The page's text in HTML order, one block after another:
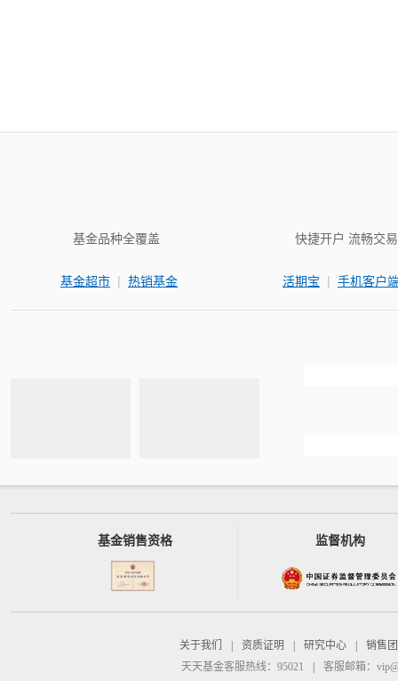
基金品种全覆盖
基金超市 | 热销基金
快捷开户 流畅交易
活期宝 | 手机客户
基金销售资格 监督机构
关于我们 资质证明 研究中心
销售
天天基金客服热线：95021
客服邮箱：